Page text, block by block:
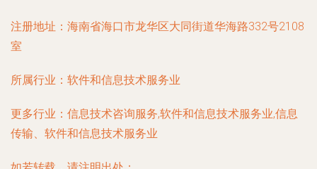
注册地址： 海南省海口市龙华区大同街道华海路332号2108
室
所属行业： 软件和信息技术服务业
更多行业： 信息技术咨询服务,软件和信息技术服务业,信息
传输、软件和信息技术服务业